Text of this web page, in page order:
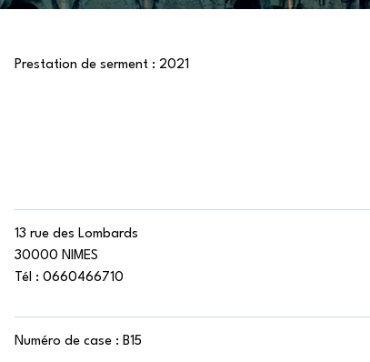
Prestation de serment : 2021
13 rue des Lombards
30000 NIMES
Tél : 0660466710
Numéro de case : B15